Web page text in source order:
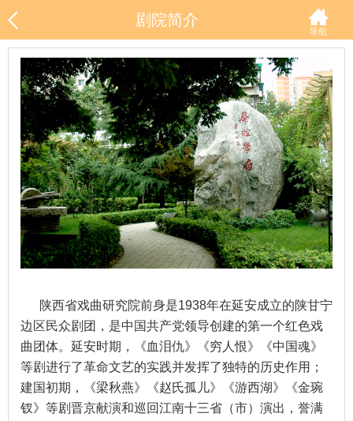
剧院简介
陕西省戏曲研究院前身是1938年在延安成立的陕甘宁
边区民众剧团，是中国共产党领导创建的第一个红色戏
曲团体。延安时期，《血泪仇》《穷人恨》《中国魂》
等剧进行了革命文艺的实践并发挥了独特的历史作用；
建国初期，《梁秋燕》《赵氏孤儿》《游西湖》《金琬
钗》等剧晋京献演和巡回江南十三省（市）演出，誉满